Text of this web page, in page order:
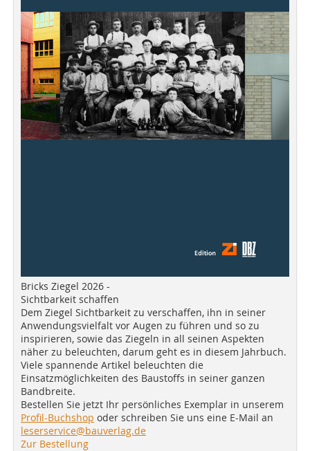
Bricks Ziegel 2026 -
Sichtbarkeit schaffen
Dem Ziegel Sichtbarkeit zu verschaffen, ihn in seiner
Anwendungsvielfalt vor Augen zu führen und so zu
inspirieren, sowie das Ziegeln in all seinen Aspekten
näher zu beleuchten, darum geht es in diesem Jahrbuch.
Viele spannende Artikel beleuchten die
Einsatzmöglichkeiten des Baustoffs in seiner ganzen
Bandbreite.
Bestellen Sie jetzt Ihr persönliches Exemplar in unserem
Profil-Buchshop oder schreiben Sie uns eine E-Mail an
leserservice@bauverlag.de
Zur Bestellung